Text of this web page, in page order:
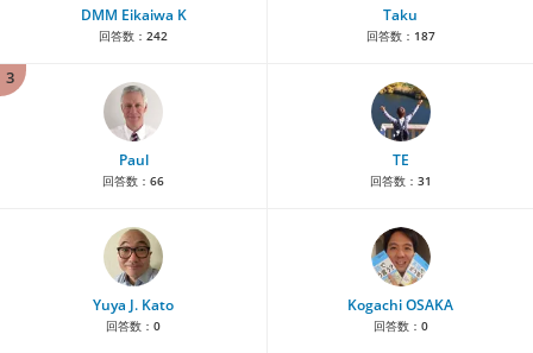
DMM Eikaiwa K
回答数： 242
Taku
回答数： 187
3
Paul
回答数： 66
TE
回答数： 31
Yuya J. Kato
回答数： 0
Kogachi OSAKA
回答数： 0